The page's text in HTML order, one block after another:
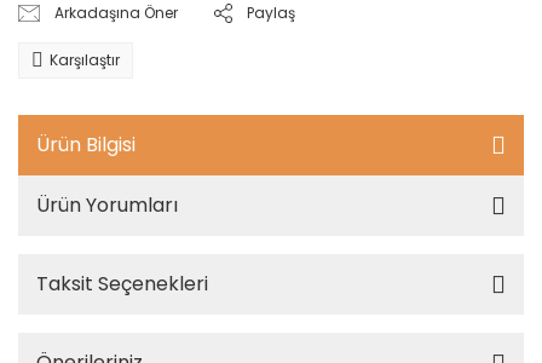
Arkadaşına Öner Paylaş
Karşılaştır
Ürün Bilgisi
Ürün Yorumları
Taksit Seçenekleri